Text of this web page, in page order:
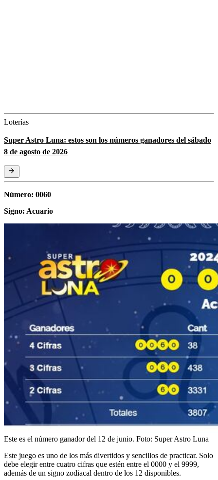
Loterías
Super Astro Luna: estos son los números ganadores del sábado
8 de agosto de 2026
Número: 0060
Signo: Acuario
Este es el número ganador del 12 de junio. Foto: Super Astro Luna
Este juego es uno de los más divertidos y sencillos de practicar. Solo
debe elegir entre cuatro cifras que estén entre el 0000 y el 9999,
además de un signo zodiacal dentro de los 12 disponibles.